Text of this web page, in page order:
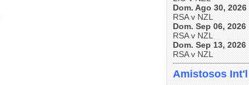
Dom. Ago 30, 2026
RSA v NZL
Dom. Sep 06, 2026
RSA v NZL
Dom. Sep 13, 2026
RSA v NZL
Amistosos Int'l